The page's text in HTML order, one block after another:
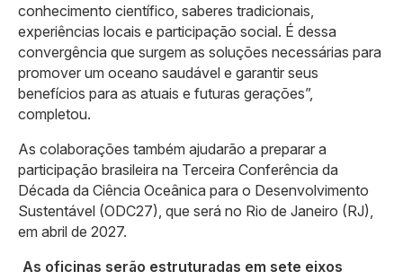
conhecimento científico, saberes tradicionais,
experiências locais e participação social. É dessa
convergência que surgem as soluções necessárias para
promover um oceano saudável e garantir seus
benefícios para as atuais e futuras gerações”,
completou.
As colaborações também ajudarão a preparar a
participação brasileira na Terceira Conferência da
Década da Ciência Oceânica para o Desenvolvimento
Sustentável (ODC27), que será no Rio de Janeiro (RJ),
em abril de 2027.
As oficinas serão estruturadas em sete eixos